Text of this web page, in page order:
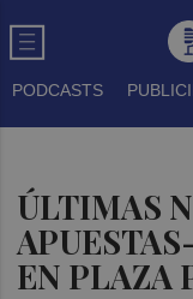
PODCASTS
ÚLTIMAS
EN PLAZA